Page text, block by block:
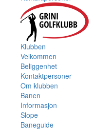
Klubben
Velkommen
Beliggenhet
Kontaktpersoner
Om klubben
Banen
Informasjon
Slope
Baneguide